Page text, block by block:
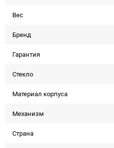
Вес
Бренд
Гарантия
Стекло
Материал корпуса
Механизм
Страна